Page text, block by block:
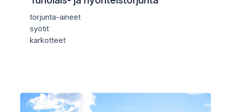
torjunta-aineet
syötit
karkotteet